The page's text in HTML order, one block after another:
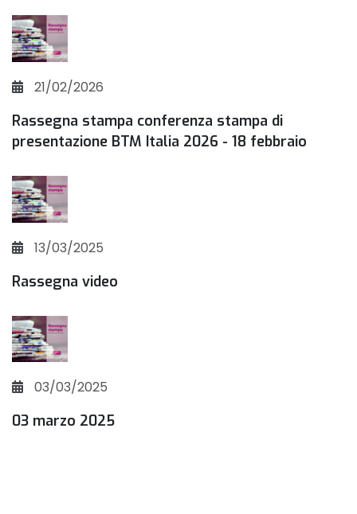
21/02/2026
Rassegna stampa conferenza stampa di
presentazione BTM Italia 2026 - 18 febbraio
13/03/2025
Rassegna video
03/03/2025
03 marzo 2025